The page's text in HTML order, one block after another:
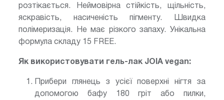
розтікається. Неймовірна стійкість, щільність,
яскравість, насиченість пігменту. Швидка
полімеризація. Не має різкого запаху. Унікальна
формула складу 15 FREE.
Як використовувати гель-лак JOIA vegan:
Прибери глянець з усієї поверхні нігтя за
допомогою бафу 180 гріт або пилки,